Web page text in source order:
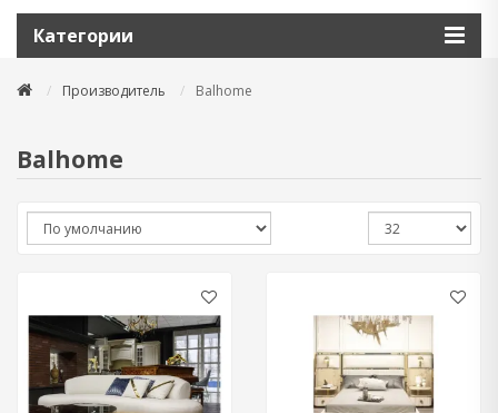
Категории
Производитель Balhome
Balhome